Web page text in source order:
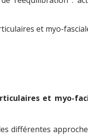
et myo-
et myo-
différentes